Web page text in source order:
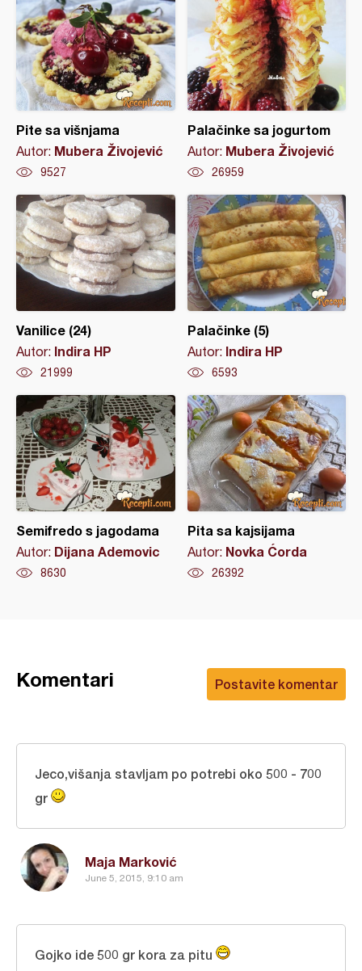
Pite sa višnjama
Autor: Mubera Živojević
9527
Palačinke sa jogurtom
Autor: Mubera Živojević
26959
Vanilice (24)
Autor: Indira HP
21999
Palačinke (5)
Autor: Indira HP
6593
Semifredo s jagodama
Autor: Dijana Ademovic
8630
Pita sa kajsijama
Autor: Novka Ćorda
26392
Postavite komentar
Komentari
Maja Marković
June 5, 2015, 9:10 am
Jeco,višanja stavljam po potrebi oko 500 - 700
gr
Gojko ide 500 gr kora za pitu